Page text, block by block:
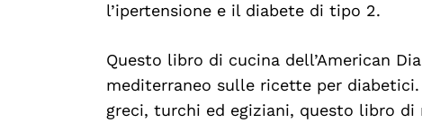
l’ipertensione e il diabete di tipo 2.
Questo libro di cucina dell’American
mediterraneo sulle ricette per
greci, turchi ed egiziani, questo libro